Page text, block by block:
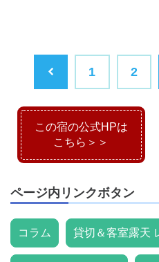
1 2
この宿の公式HPは
こちら＞＞
ページ内リンクボタン
コラム 貸切＆客室露天